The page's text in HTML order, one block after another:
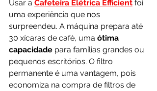
Usar a Cafeteira Elétrica Efficient foi
uma experiência que nos
surpreendeu. A máquina prepara até
30 xícaras de café, uma ótima
capacidade para famílias grandes ou
pequenos escritórios. O filtro
permanente é uma vantagem, pois
economiza na compra de filtros de